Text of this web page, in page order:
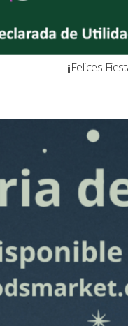
¡¡Felices